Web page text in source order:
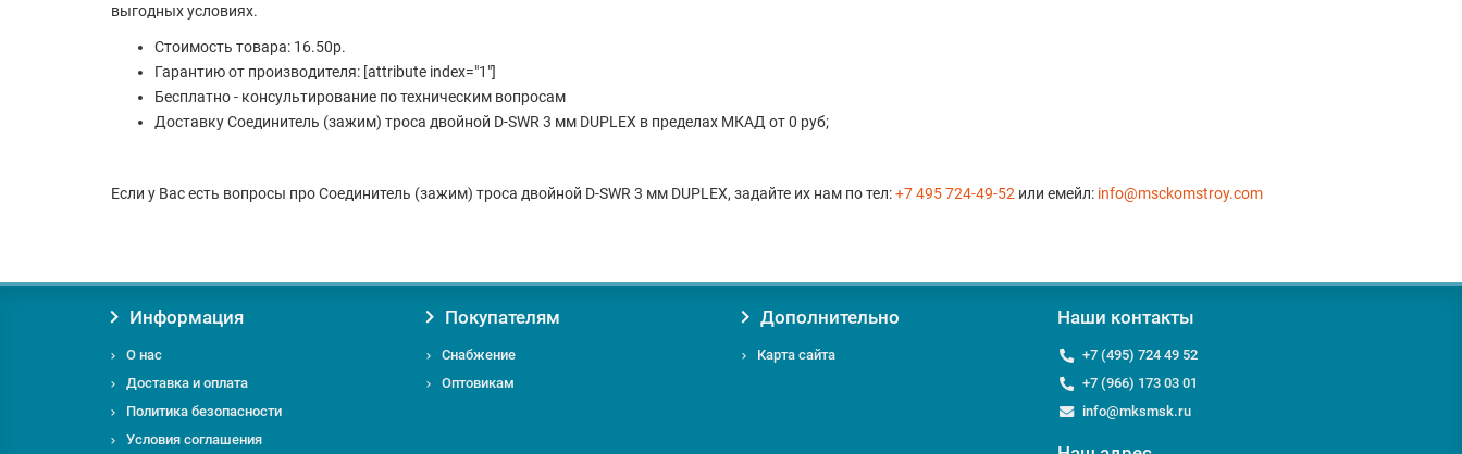
выгодных условиях.
Стоимость товара: 16.50р.
Гарантию от производителя: [attribute index="1"]
Бесплатно - консультирование по техническим вопросам
Доставку Соединитель (зажим) троса двойной D-SWR 3 мм DUPLEX в пределах МКАД от 0 руб;
Если у Вас есть вопросы про Соединитель (зажим) троса двойной D-SWR 3 мм DUPLEX, задайте их нам по тел:+7 495 724-49-52 или емейл: info@msckomstroy.com
Информация
О нас
Доставка и оплата
Политика безопасности
Условия соглашения
Покупателям
Снабжение
Оптовикам
Дополнительно
Карта сайта
Наши контакты
+7 (495) 724 49 52
+7 (966) 173 03 01
info@mksmsk.ru